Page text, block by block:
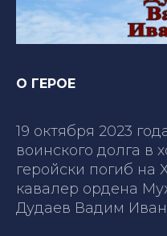
О ГЕРОЕ
19 октября 2023
воинского долга в
геройски погиб на
кавалер ордена
Дудаев Вадим